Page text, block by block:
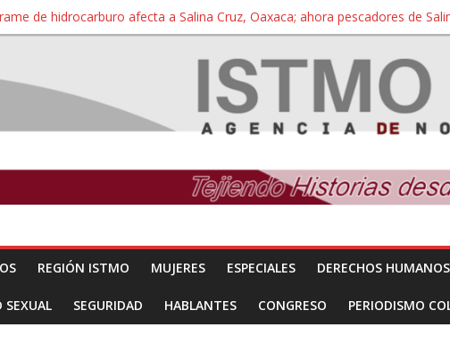
de hidrocarburo afecta a Salina Cruz, Oaxaca; ahora pescadores de
autista expulsado por la Universidad Bienestar de Ixtepec, Oaxaca vuelve a
periodista Alejandro Leyva se reúnen con titular de la SEGOB y exigen
de Juchitán, Oaxaca de nuevo despojo de su territorio para construir
REGIÓN ISTMO MUJERES ESPECIALES DERECHOS HUMANOS
SEXUAL SEGURIDAD HABLANTES CONGRESO PERIODISMO